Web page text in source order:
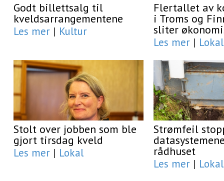
Godt billettsalg til
kveldsarrangementene
Les mer | Kultur
Flertallet av
i Troms og
sliter
Les mer | Lokal
Stolt over jobben som ble
gjort tirsdag kveld
Les mer | Lokal
Strømfeil
rådhuset
Les mer | Lokal